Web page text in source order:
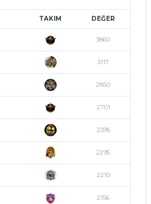
TAKIM DEĞER
3860
3117
2850
2701
2395
2295
2210
2156